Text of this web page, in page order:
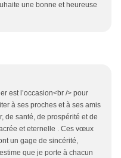
une bonne et heureuse
est l’occasion<br /> pour
à ses proches et à ses amis
de santé, de prospérité et de
et eternelle . Ces vœux
un gage de sincérité,
que je porte à chacun